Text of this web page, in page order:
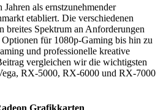
als ernstzunehmender
etabliert. Die verschiedenen
breites Spektrum an Anforderungen
für 1080p-Gaming bis hin zu
und professionelle kreative
vergleichen wir die wichtigsten
RX-5000, RX-6000 und RX-7000